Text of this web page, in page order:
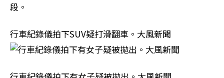
段。
行車紀錄儀拍下SUV疑打滑翻車。大風新聞